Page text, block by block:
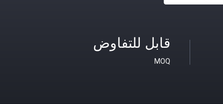
قابل للتفاوض
MOQ